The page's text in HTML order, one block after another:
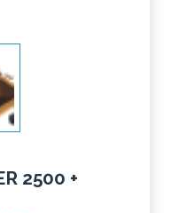
2500 +